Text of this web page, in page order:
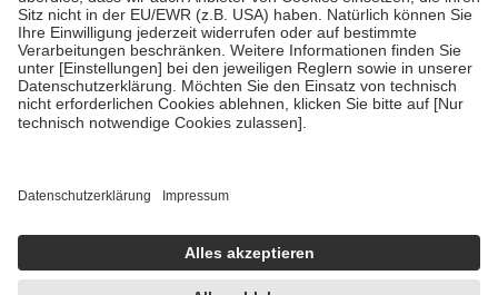
mit Ausnahme der Fahrkosten
• Untersuchungen zur Vorsorge und Früherkennung, die von der
GKV getragen werden
• empfohlenen Schutzimpfungen
• Harn- und Blutteststreifen
getroffen, um sicherzustellen, dass es sich um echte Bewertungen
https://help.etrusted.com/hc/de/articles/4419944605341
Einige Bilder und Inhalte wurden unter Zuhilfenahme künstlicher